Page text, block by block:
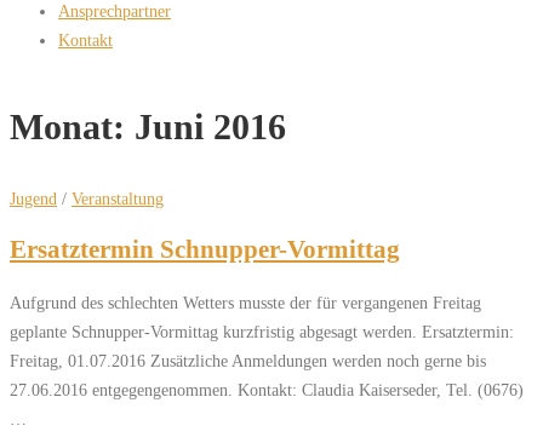
Ansprechpartner
Kontakt
Monat: Juni 2016
Jugend / Veranstaltung
Ersatztermin Schnupper-Vormittag
Aufgrund des schlechten Wetters musste der für vergangenen Freitag
geplante Schnupper-Vormittag kurzfristig abgesagt werden. Ersatztermin:
Freitag, 01.07.2016 Zusätzliche Anmeldungen werden noch gerne bis
27.06.2016 entgegengenommen. Kontakt: Claudia Kaiserseder, Tel. (0676)